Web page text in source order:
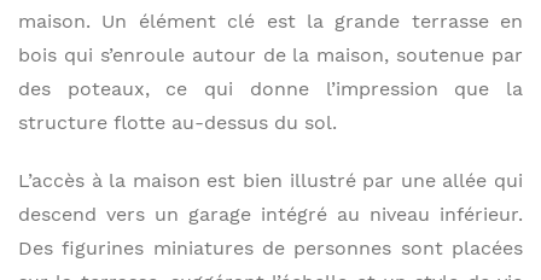
maison. Un élément clé est la grande terrasse en
bois qui s’enroule autour de la maison, soutenue par
des poteaux, ce qui donne l’impression que la
structure flotte au-dessus du sol.
L’accès à la maison est bien illustré par une allée qui
descend vers un garage intégré au niveau inférieur.
Des figurines miniatures de personnes sont placées